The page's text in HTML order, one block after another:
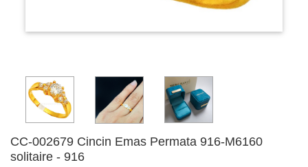
CC-002679 Cincin Emas Permata 916-M6160
solitaire - 916